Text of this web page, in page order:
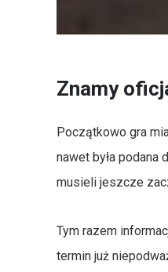
Znamy
Początkowo gra
nawet była podana
musieli jeszcze
Tym razem
termin już